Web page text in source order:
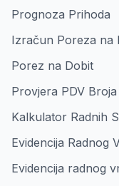
Prognoza Prihoda
Izračun Poreza na
Porez na Dobit
Provjera PDV Broja
Kalkulator Radnih
Evidencija Radnog
Evidencija radnog